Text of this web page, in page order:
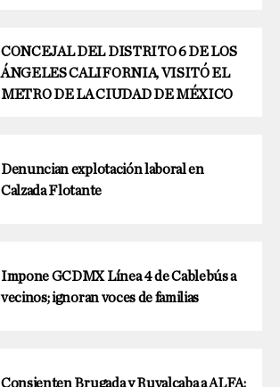
CONCEJAL DEL DISTRITO 6 DE LOS
ÁNGELES CALIFORNIA, VISITÓ EL
METRO DE LA CIUDAD DE MÉXICO
Denuncian explotación laboral en
Calzada Flotante
Impone GCDMX Línea 4 de Cablebús a
vecinos; ignoran voces de familias
Consienten Brugada y Ruvalcaba a ALFA: